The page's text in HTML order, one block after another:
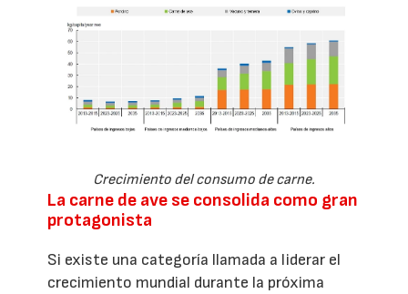
Crecimiento del consumo de carne.
La carne de ave se consolida como gran
protagonista
Si existe una categoría llamada a liderar el
crecimiento mundial durante la próxima